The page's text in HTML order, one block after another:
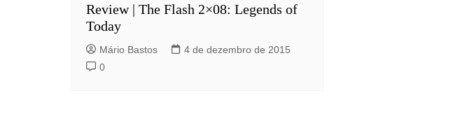
Review | The Flash 2×08: Legends of
Today
Mário Bastos
4 de dezembro de 2015
0